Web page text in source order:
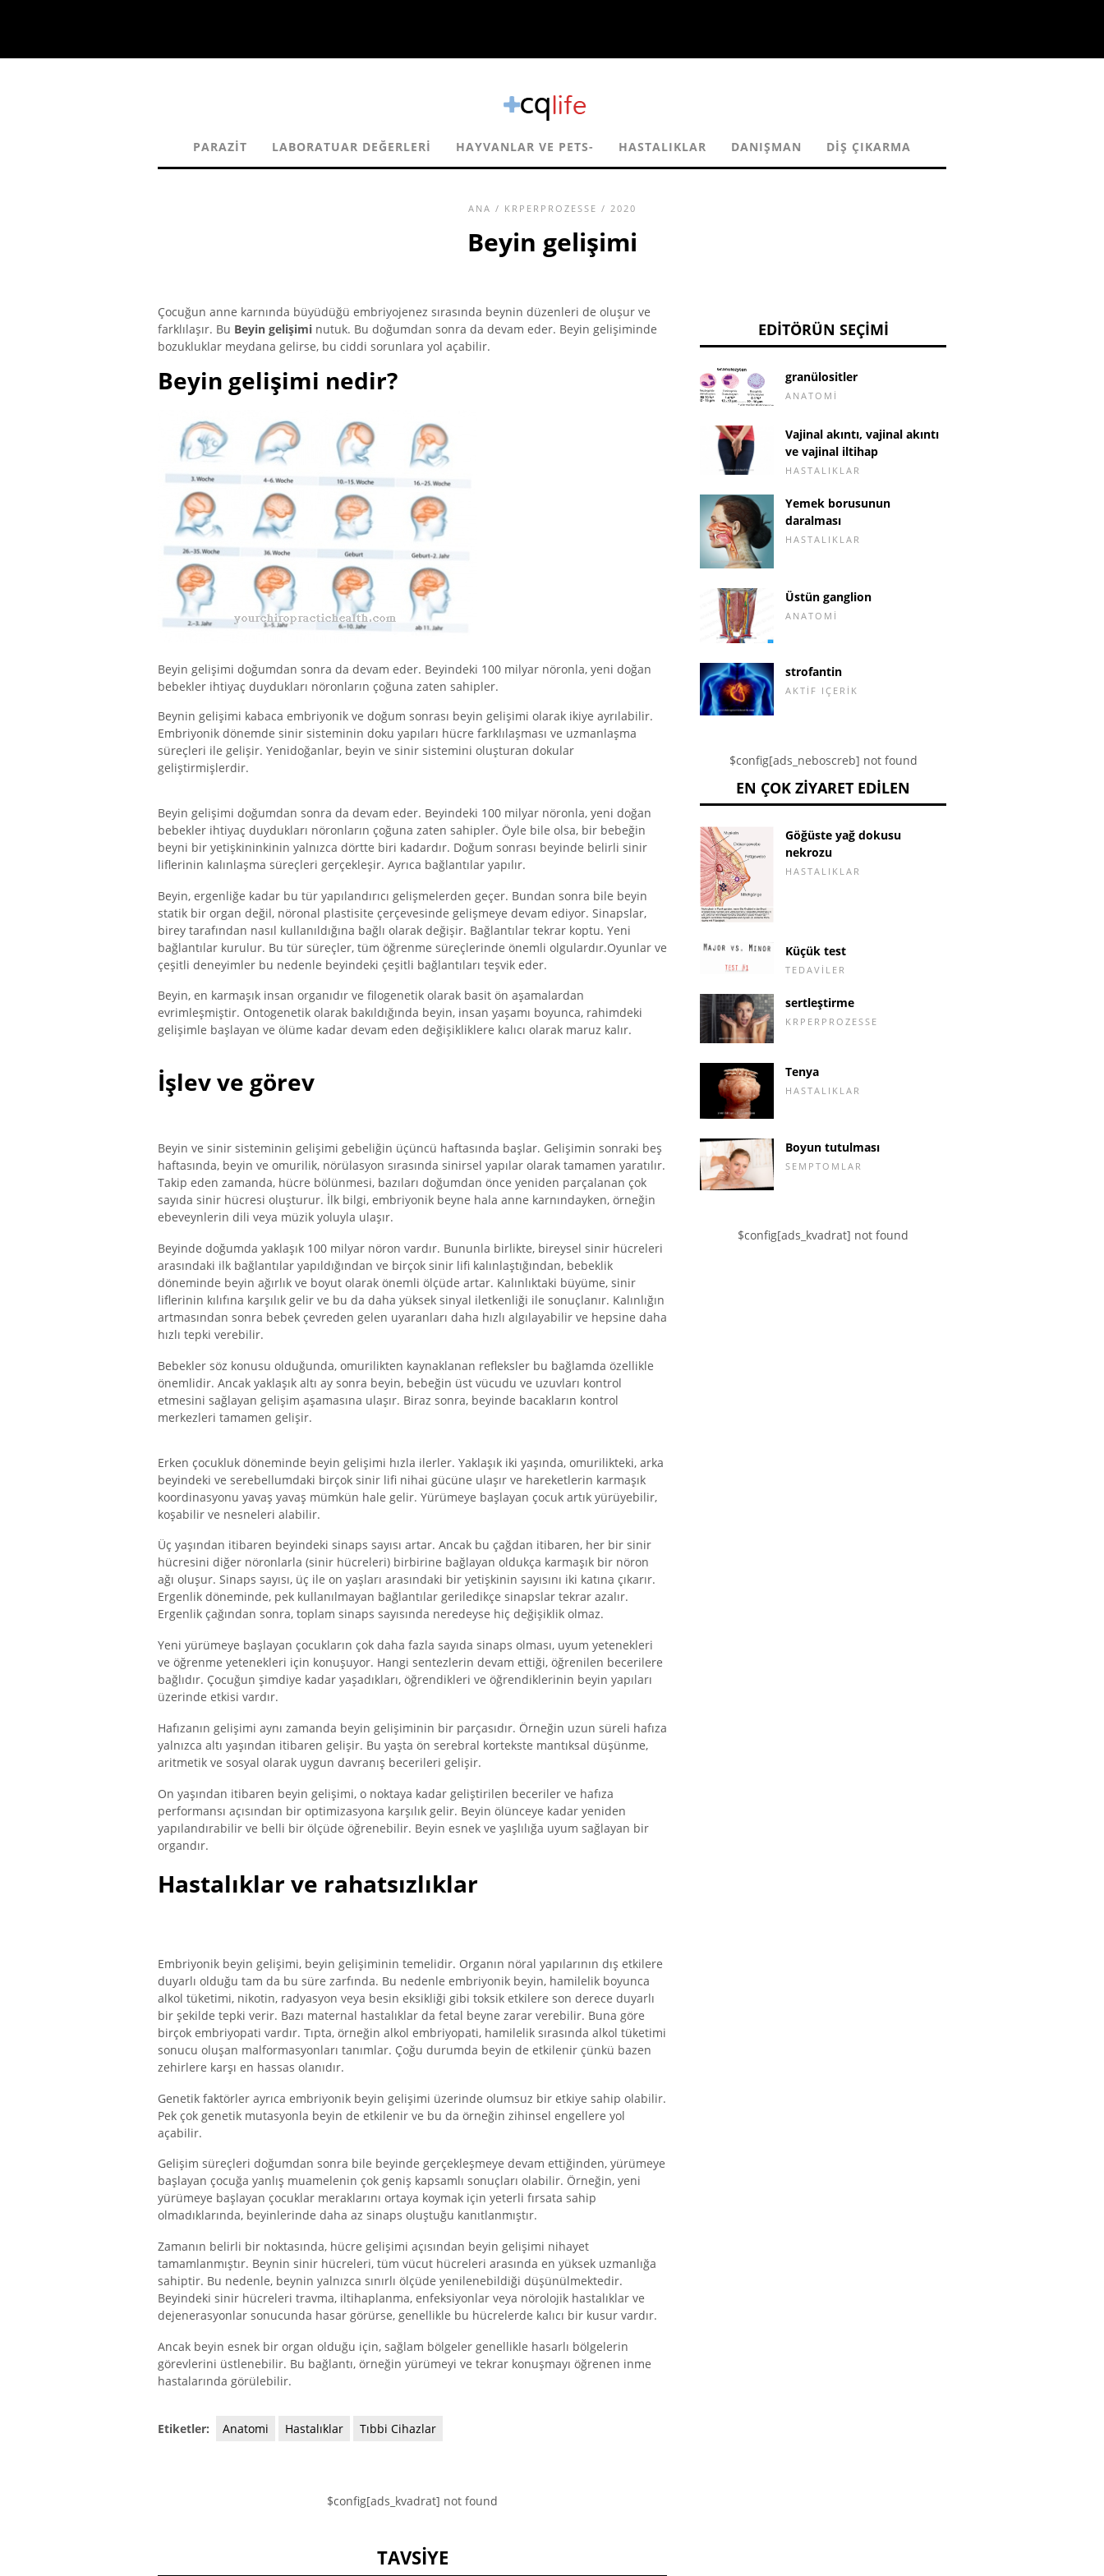
PARAZIT LABORATUAR DEĞERLERI HAYVANLAR VE PETS- HASTALIKLAR DANIŞMAN DIŞ ÇIKARMA
ANA / KRPERPROZESSE / 2020
Beyin gelişimi
Çocuğun anne karnında büyüdüğü embriyojenez sırasında beynin düzenleri de oluşur ve
farklılaşır. Bu Beyin gelişimi nutuk. Bu doğumdan sonra da devam eder. Beyin gelişiminde
bozukluklar meydana gelirse, bu ciddi sorunlara yol açabilir.
Beyin gelişimi nedir?
Beyin gelişimi doğumdan sonra da devam eder. Beyindeki 100 milyar nöronla, yeni doğan
bebekler ihtiyaç duydukları nöronların çoğuna zaten sahipler.
Beynin gelişimi kabaca embriyonik ve doğum sonrası beyin gelişimi olarak ikiye ayrılabilir.
Embriyonik dönemde sinir sisteminin doku yapıları hücre farklılaşması ve uzmanlaşma
süreçleri ile gelişir. Yenidoğanlar, beyin ve sinir sistemini oluşturan dokular
geliştirmişlerdir.
Beyin gelişimi doğumdan sonra da devam eder. Beyindeki 100 milyar nöronla, yeni doğan
bebekler ihtiyaç duydukları nöronların çoğuna zaten sahipler. Öyle bile olsa, bir bebeğin
beyni bir yetişkininkinin yalnızca dörtte biri kadardır. Doğum sonrası beyinde belirli sinir
liflerinin kalınlaşma süreçleri gerçekleşir. Ayrıca bağlantılar yapılır.
Beyin, ergenliğe kadar bu tür yapılandırıcı gelişmelerden geçer. Bundan sonra bile beyin
statik bir organ değil, nöronal plastisite çerçevesinde gelişmeye devam ediyor. Sinapslar,
birey tarafından nasıl kullanıldığına bağlı olarak değişir. Bağlantılar tekrar koptu. Yeni
bağlantılar kurulur. Bu tür süreçler, tüm öğrenme süreçlerinde önemli olgulardır.Oyunlar ve
çeşitli deneyimler bu nedenle beyindeki çeşitli bağlantıları teşvik eder.
Beyin, en karmaşık insan organıdır ve filogenetik olarak basit ön aşamalardan
evrimleşmiştir. Ontogenetik olarak bakıldığında beyin, insan yaşamı boyunca, rahimdeki
gelişimle başlayan ve ölüme kadar devam eden değişikliklere kalıcı olarak maruz kalır.
İşlev ve görev
Beyin ve sinir sisteminin gelişimi gebeliğin üçüncü haftasında başlar. Gelişimin sonraki beş
haftasında, beyin ve omurilik, nörülasyon sırasında sinirsel yapılar olarak tamamen yaratılır.
Takip eden zamanda, hücre bölünmesi, bazıları doğumdan önce yeniden parçalanan çok
sayıda sinir hücresi oluşturur. İlk bilgi, embriyonik beyne hala anne karnındayken, örneğin
ebeveynlerin dili veya müzik yoluyla ulaşır.
Beyinde doğumda yaklaşık 100 milyar nöron vardır. Bununla birlikte, bireysel sinir hücreleri
arasındaki ilk bağlantılar yapıldığından ve birçok sinir lifi kalınlaştığından, bebeklik
döneminde beyin ağırlık ve boyut olarak önemli ölçüde artar. Kalınlıktaki büyüme, sinir
liflerinin kılıfına karşılık gelir ve bu da daha yüksek sinyal iletkenliği ile sonuçlanır. Kalınlığın
artmasından sonra bebek çevreden gelen uyaranları daha hızlı algılayabilir ve hepsine daha
hızlı tepki verebilir.
Bebekler söz konusu olduğunda, omurilikten kaynaklanan refleksler bu bağlamda özellikle
önemlidir. Ancak yaklaşık altı ay sonra beyin, bebeğin üst vücudu ve uzuvları kontrol
etmesini sağlayan gelişim aşamasına ulaşır. Biraz sonra, beyinde bacakların kontrol
merkezleri tamamen gelişir.
Erken çocukluk döneminde beyin gelişimi hızla ilerler. Yaklaşık iki yaşında, omurilikteki, arka
beyindeki ve serebellumdaki birçok sinir lifi nihai gücüne ulaşır ve hareketlerin karmaşık
koordinasyonu yavaş yavaş mümkün hale gelir. Yürümeye başlayan çocuk artık yürüyebilir,
koşabilir ve nesneleri alabilir.
Üç yaşından itibaren beyindeki sinaps sayısı artar. Ancak bu çağdan itibaren, her bir sinir
hücresini diğer nöronlarla (sinir hücreleri) birbirine bağlayan oldukça karmaşık bir nöron
ağı oluşur. Sinaps sayısı, üç ile on yaşları arasındaki bir yetişkinin sayısını iki katına çıkarır.
Ergenlik döneminde, pek kullanılmayan bağlantılar geriledikçe sinapslar tekrar azalır.
Ergenlik çağından sonra, toplam sinaps sayısında neredeyse hiç değişiklik olmaz.
Yeni yürümeye başlayan çocukların çok daha fazla sayıda sinaps olması, uyum yetenekleri
ve öğrenme yetenekleri için konuşuyor. Hangi sentezlerin devam ettiği, öğrenilen becerilere
bağlıdır. Çocuğun şimdiye kadar yaşadıkları, öğrendikleri ve öğrendiklerinin beyin yapıları
üzerinde etkisi vardır.
Hafızanın gelişimi aynı zamanda beyin gelişiminin bir parçasıdır. Örneğin uzun süreli hafıza
yalnızca altı yaşından itibaren gelişir. Bu yaşta ön serebral kortekste mantıksal düşünme,
aritmetik ve sosyal olarak uygun davranış becerileri gelişir.
On yaşından itibaren beyin gelişimi, o noktaya kadar geliştirilen beceriler ve hafıza
performansı açısından bir optimizasyona karşılık gelir. Beyin ölünceye kadar yeniden
yapılandırabilir ve belli bir ölçüde öğrenebilir. Beyin esnek ve yaşlılığa uyum sağlayan bir
organdır.
Hastalıklar ve rahatsızlıklar
Embriyonik beyin gelişimi, beyin gelişiminin temelidir. Organın nöral yapılarının dış etkilere
duyarlı olduğu tam da bu süre zarfında. Bu nedenle embriyonik beyin, hamilelik boyunca
alkol tüketimi, nikotin, radyasyon veya besin eksikliği gibi toksik etkilere son derece duyarlı
bir şekilde tepki verir. Bazı maternal hastalıklar da fetal beyne zarar verebilir. Buna göre
birçok embriyopati vardır. Tıpta, örneğin alkol embriyopati, hamilelik sırasında alkol tüketimi
sonucu oluşan malformasyonları tanımlar. Çoğu durumda beyin de etkilenir çünkü bazen
zehirlere karşı en hassas olanıdır.
Genetik faktörler ayrıca embriyonik beyin gelişimi üzerinde olumsuz bir etkiye sahip olabilir.
Pek çok genetik mutasyonla beyin de etkilenir ve bu da örneğin zihinsel engellere yol
açabilir.
Gelişim süreçleri doğumdan sonra bile beyinde gerçekleşmeye devam ettiğinden, yürümeye
başlayan çocuğa yanlış muamelenin çok geniş kapsamlı sonuçları olabilir. Örneğin, yeni
yürümeye başlayan çocuklar meraklarını ortaya koymak için yeterli fırsata sahip
olmadıklarında, beyinlerinde daha az sinaps oluştuğu kanıtlanmıştır.
Zamanın belirli bir noktasında, hücre gelişimi açısından beyin gelişimi nihayet
tamamlanmıştır. Beynin sinir hücreleri, tüm vücut hücreleri arasında en yüksek uzmanlığa
sahiptir. Bu nedenle, beynin yalnızca sınırlı ölçüde yenilenebildiği düşünülmektedir.
Beyindeki sinir hücreleri travma, iltihaplanma, enfeksiyonlar veya nörolojik hastalıklar ve
dejenerasyonlar sonucunda hasar görürse, genellikle bu hücrelerde kalıcı bir kusur vardır.
Ancak beyin esnek bir organ olduğu için, sağlam bölgeler genellikle hasarlı bölgelerin
görevlerini üstlenebilir. Bu bağlantı, örneğin yürümeyi ve tekrar konuşmayı öğrenen inme
hastalarında görülebilir.
Etiketler: Anatomi Hastalıklar Tıbbi Cihazlar
$config[ads_kvadrat] not found
TAVSIYE
EDITÖRÜN SEÇIMI
granülositler
ANATOMI
Vajinal akıntı, vajinal akıntı
ve vajinal iltihap
HASTALIKLAR
Yemek borusunun
daralması
HASTALIKLAR
Üstün ganglion
ANATOMI
strofantin
AKTIF IÇERIK
$config[ads_neboscreb] not found
EN ÇOK ZIYARET EDILEN
Göğüste yağ dokusu
nekrozu
HASTALIKLAR
Küçük test
TEDAVILER
sertleştirme
KRPERPROZESSE
Tenya
HASTALIKLAR
Boyun tutulması
SEMPTOMLAR
$config[ads_kvadrat] not found